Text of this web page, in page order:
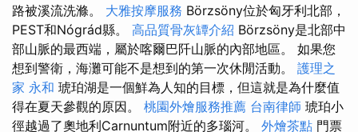
路被溪流洗滌。 大雅按摩服務 Börzsöny位於匈牙利北部，
PEST和Nógrád縣。 高品質骨灰罈介紹 Börzsöny是北部中
部山脈的最西端，屬於喀爾巴阡山脈的內部地區。 如果您
想到警衛，海灘可能不是想到的第一次休閒活動。 護理之
家 永和 琥珀湖是一個鮮為人知的目標，但這就是為什麼值
得在夏天參觀的原因。 桃園外燴服務推薦 台南律師 琥珀小
徑越過了奧地利Carnuntum附近的多瑙河。 外燴茶點 門票